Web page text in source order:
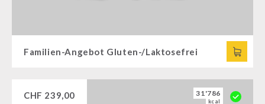
Familien-Angebot Gluten-/Laktosefrei
CHF 239,00 31'786
kcal